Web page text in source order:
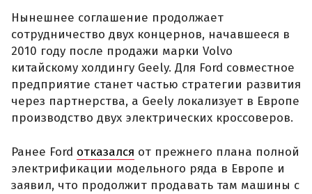
Нынешнее соглашение продолжает
сотрудничество двух концернов, начавшееся в
2010 году после продажи марки Volvo
китайскому холдингу Geely. Для Ford совместное
предприятие станет частью стратегии развития
через партнерства, а Geely локализует в Европе
производство двух электрических кроссоверов.
Ранее Ford отказался от прежнего плана полной
электрификации модельного ряда в Европе и
заявил, что продолжит продавать там машины с